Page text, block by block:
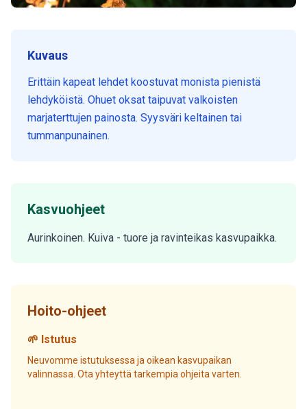
Kuvaus
Erittäin kapeat lehdet koostuvat monista pienistä
lehdyköistä. Ohuet oksat taipuvat valkoisten
marjaterttujen painosta. Syysväri keltainen tai
tummanpunainen.
Kasvuohjeet
Aurinkoinen. Kuiva - tuore ja ravinteikas kasvupaikka.
Hoito-ohjeet
🌱 Istutus
Neuvomme istutuksessa ja oikean kasvupaikan
valinnassa. Ota yhteyttä tarkempia ohjeita varten.